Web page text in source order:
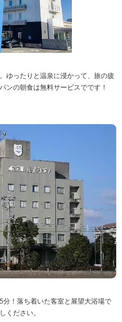
ゆったりと温泉に浸かって、旅の疲
ンの朝食は無料サービスでです！
！落ち着いた客室と展望大浴場で
ください。